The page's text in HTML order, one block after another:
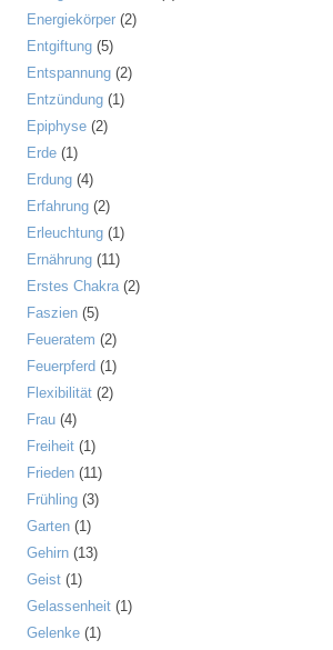
Energiekörper (2)
Entgiftung (5)
Entspannung (2)
Entzündung (1)
Epiphyse (2)
Erde (1)
Erdung (4)
Erfahrung (2)
Erleuchtung (1)
Ernährung (11)
Erstes Chakra(2)
Faszien (5)
Feueratem (2)
Feuerpferd (1)
Flexibilität (2)
Frau (4)
Freiheit (1)
Frieden (11)
Frühling (3)
Garten (1)
Gehirn (13)
Geist (1)
Gelassenheit (1)
Gelenke (1)